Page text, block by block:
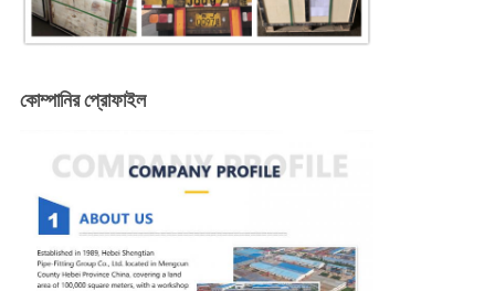
কোম্পানির প্রোফাইল